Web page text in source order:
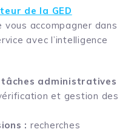
de la GED
accompagner dans
avec l’intelligence
administratives
et gestion des
: recherches